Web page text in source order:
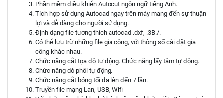
Phần mềm điều khiển Autocut ngôn ngữ tiếng Anh.
Tích hợp sử dụng Autocad ngay trên máy mang đến sự thuận
lợi và dễ dàng cho người sử dụng.
Định dạng file tương thích autocad .dxf, .3B./.
Có thể lưu trữ những file gia công, với thông số cài đặt gia
công khác nhau.
Chức năng cắt tọa độ tự động. Chức năng lấy tâm tự động.
Chức năng dò phôi tự động.
Chức năng cắt bóng tối đa lên đến 7 lần.
Truyền file mạng Lan, USB, Wifi